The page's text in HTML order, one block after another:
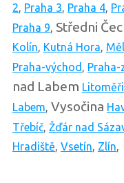
2, Praha 3, Praha 4,
Praha 9, Středni
Kolín, Kutná Hora,
Praha-východ , Praha-
nad Labem
Labem, Vysočina
Třebíč, Žďár nad
Hradiště, Vsetín, Zlín,